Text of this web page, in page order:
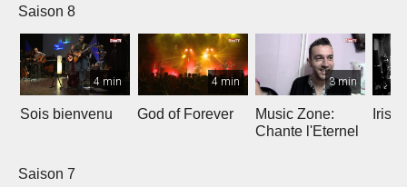
Saison 8
4 min
Sois bienvenu
4 min
God of Forever
3 min
Music Zone:
Chante l'Eternel
Irish
Saison 7